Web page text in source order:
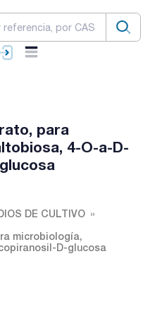
para
4-O-a-D-
DE CULTIVO
microbiología,
D-glucosa